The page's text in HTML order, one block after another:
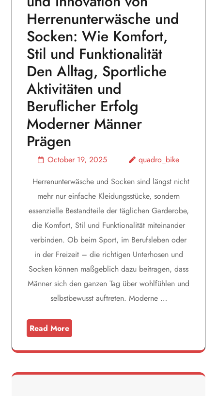
Herrenunterwäsche und
Socken: Wie Komfort,
Stil und Funktionalität
Den Alltag, Sportliche
Aktivitäten und
Beruflicher Erfolg
Moderner Männer
Prägen
October 19, 2025
quadro_bike
Herrenunterwäsche und Socken sind längst nicht
mehr nur einfache Kleidungsstücke, sondern
essenzielle Bestandteile der täglichen Garderobe,
die Komfort, Stil und Funktionalität miteinander
verbinden. Ob beim Sport, im Berufsleben oder
in der Freizeit – die richtigen Unterhosen und
Socken können maßgeblich dazu beitragen, dass
Männer sich den ganzen Tag über wohlfühlen und
selbstbewusst auftreten. Moderne …
Read More